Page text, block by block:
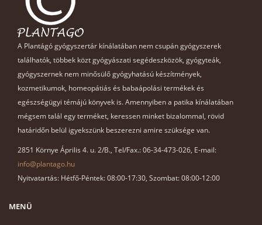
A Plantágó gyógyszertár kínálatában nem csupán gyógyszerek
találhatók, többek közt gyógyászati segédeszközök, gyógyteák,
gyógyszernek nem minősülő gyógyhatású készítmények,
kozmetikumok, homeopátiás és babaápolási termékek és
egészségügyi témájú könyvek is. Amennyiben a patika kínálatában
mégsem talál egy terméket, keressen minket bizalommal, rövid
határidőn belül igyekszünk beszerezni amire szüksége van.
2851 Környe Április 4. u. 2/B., Tel/Fax.: 06-34-473-026, E-mail:
info@plantago.hu
Nyitvatartás: Hétfő-Péntek: 08:00-17:30, Szombat: 08:00-12:00
MENÜ